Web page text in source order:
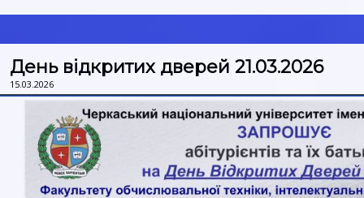
День відкритих дверей 21.03.2026
15.03.2026